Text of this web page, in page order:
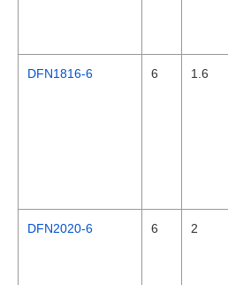
DFN1816-6 6 1.6
DFN2020-6 6 2